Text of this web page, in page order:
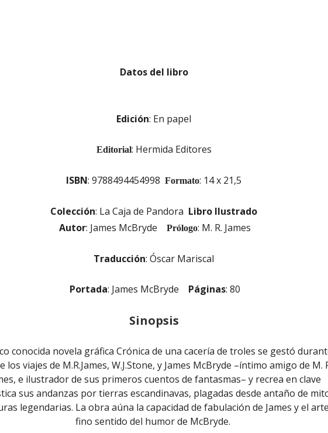
Datos del libro
Edición: En papel
Editorial: Hermida Editores
ISBN: 9788494454998Formato: 14 x 21,5
Colección: La Caja de Pandora Libro Ilustrado
Autor: James McBrydePrólogo: M. R. James
Traducción: Óscar Mariscal
Portada: James McBryde Páginas: 80
Sinopsis
conocida novela gráfica Crónica de una cacería de troles se gestó
los viajes de M.R.James, W.J.Stone, y James McBryde –íntimo amigo de M.
e ilustrador de sus primeros cuentos de fantasmas– y recrea en clave
sus andanzas por tierras escandinavas, plagadas desde antaño de
legendarias. La obra aúna la capacidad de fabulación de James y el
fino sentido del humor de McBryde.